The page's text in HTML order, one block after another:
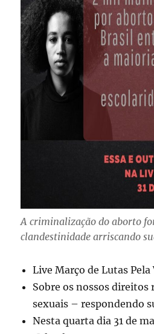
A criminalização do aborto
clandestinidade arriscando
Live Março de Lutas
Sobre os nossos direitos
sexuais – respondendo
Nesta quarta dia 31 de